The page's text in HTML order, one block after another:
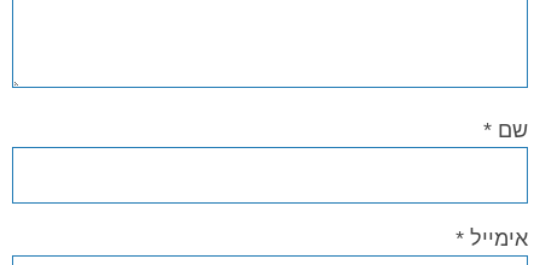
שם *
אימייל *